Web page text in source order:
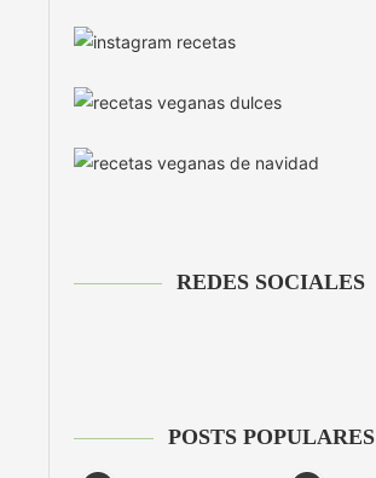
REDES SOCIALES
POSTS POPULARES